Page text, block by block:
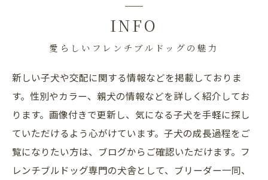
INFO
愛らしいフレンチブルドッグの魅力
新しい子犬や交配に関する情報などを掲載しておりま
す。性別やカラー、親犬の情報などを詳しく紹介してお
ります。画像付きで更新し、気になる子犬を手軽に探し
ていただけるよう心がけています。子犬の成長過程をご
覧になりたい方は、ブログからご確認いただけます。フ
レンチブルドッグ専門の犬舎として、ブリーダー一同、